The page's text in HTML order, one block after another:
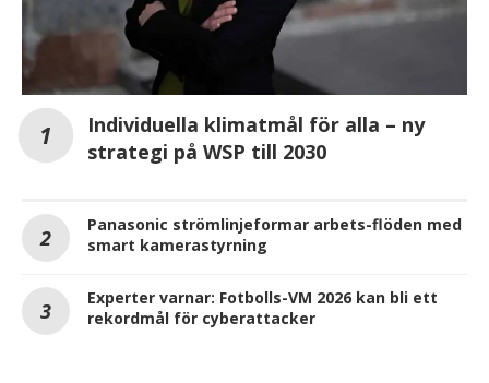
Individuella klimatmål för alla – ny
strategi på WSP till 2030
Panasonic strömlinjeformar arbets-flöden med
smart kamerastyrning
Experter varnar: Fotbolls-VM 2026 kan bli ett
rekordmål för cyberattacker